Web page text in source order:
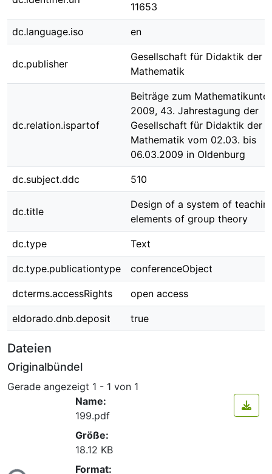
11653
dc.language.iso en
dc.publisher
Gesellschaft für Didaktik der
Mathematik
dc.relation.ispartof
Beiträge zum
2009, 43. Jahrestagung der
Gesellschaft für Didaktik der
Mathematik vom 02.03. bis
06.03.2009 in Oldenburg
dc.subject.ddc 510
dc.title
Design of a system of
elements of group theory
dc.type Text
dc.type.publicationtype conferenceObject
dcterms.accessRights open access
eldorado.dnb.deposit true
Dateien
Originalbündel
Gerade angezeigt 1 - 1 von 1
Name:
199.pdf
Größe:
18.12 KB
Format: